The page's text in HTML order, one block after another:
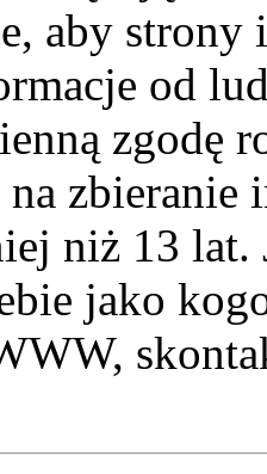
aby strony
od
zgodę
zbieranie
niż 13 lat.
jako